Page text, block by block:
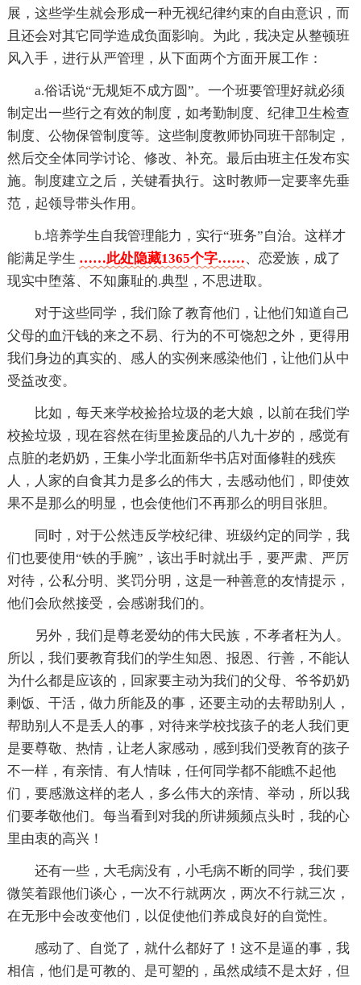
展，这些学生就会形成一种无视纪律约束的自由意识，而
且还会对其它同学造成负面影响。为此，我决定从整顿班
风入手，进行从严管理，从下面两个方面开展工作：
a.俗话说“无规矩不成方圆”。一个班要管理好就必须
制定出一些行之有效的制度，如考勤制度、纪律卫生检查
制度、公物保管制度等。这些制度教师协同班干部制定，
然后交全体同学讨论、修改、补充。最后由班主任发布实
施。制度建立之后，关键看执行。这时教师一定要率先垂
范，起领导带头作用。
b.培养学生自我管理能力，实行“班务”自治。这样才
能满足学生 ……此处隐藏1365个字……、恋爱族，成了
现实中堕落、不知廉耻的.典型，不思进取。
对于这些同学，我们除了教育他们，让他们知道自己
父母的血汗钱的来之不易、行为的不可饶恕之外，更得用
我们身边的真实的、感人的实例来感染他们，让他们从中
受益改变。
比如，每天来学校捡拾垃圾的老大娘，以前在我们学
校捡垃圾，现在容然在街里捡废品的八九十岁的，感觉有
点脏的老奶奶，王集小学北面新华书店对面修鞋的残疾
人，人家的自食其力是多么的伟大，去感动他们，即使效
果不是那么的明显，也会使他们不再那么的明目张胆。
同时，对于公然违反学校纪律、班级约定的同学，我
们也要使用“铁的手腕”，该出手时就出手，要严肃、严厉
对待，公私分明、奖罚分明，这是一种善意的友情提示，
他们会欣然接受，会感谢我们的。
另外，我们是尊老爱幼的伟大民族，不孝者枉为人。
所以，我们要教育我们的学生知恩、报恩、行善，不能认
为什么都是应该的，回家要主动为我们的父母、爷爷奶奶
剩饭、干活，做力所能及的事，还要主动的去帮助别人，
帮助别人不是丢人的事，对待来学校找孩子的老人我们更
是要尊敬、热情，让老人家感动，感到我们受教育的孩子
不一样，有亲情、有人情味，任何同学都不能瞧不起他
们，要感激这样的老人，多么伟大的亲情、举动，所以我
们要孝敬他们。每当看到对我的所讲频频点头时，我的心
里由衷的高兴！
还有一些，大毛病没有，小毛病不断的同学，我们要
微笑着跟他们谈心，一次不行就两次，两次不行就三次，
在无形中会改变他们，以促使他们养成良好的自觉性。
感动了、自觉了，就什么都好了！这不是逼的事，我
相信，他们是可教的、是可塑的，虽然成绩不是太好，但